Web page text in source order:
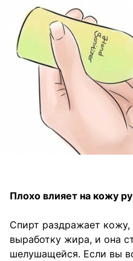
Плохо влияет на кожу
Спирт раздражает
выработку жира, и она
шелушащейся. Если вы